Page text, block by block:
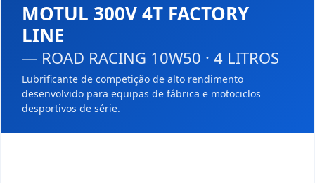
MOTUL 300V 4T FACTORY
LINE
— ROAD RACING 10W50 · 4 LITROS
Lubrificante de competição de alto rendimento
desenvolvido para equipas de fábrica e motociclos
desportivos de série.